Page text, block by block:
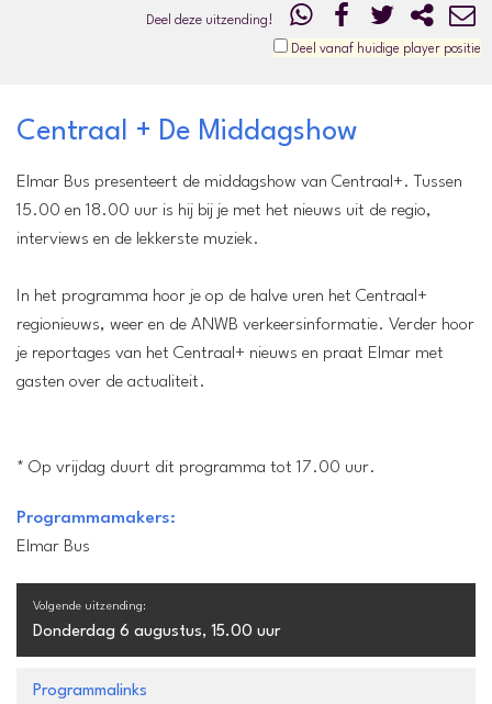
Deel deze uitzending!
Deel vanaf huidige player positie
Centraal + De Middagshow
Elmar Bus presenteert de middagshow van Centraal+. Tussen
15.00 en 18.00 uur is hij bij je met het nieuws uit de regio,
interviews en de lekkerste muziek.
In het programma hoor je op de halve uren het Centraal+
regionieuws, weer en de ANWB verkeersinformatie. Verder hoor
je reportages van het Centraal+ nieuws en praat Elmar met
gasten over de actualiteit.
* Op vrijdag duurt dit programma tot 17.00 uur.
Programmamakers:
Elmar Bus
Volgende uitzending:
Donderdag 6 augustus, 15.00 uur
Programmalinks